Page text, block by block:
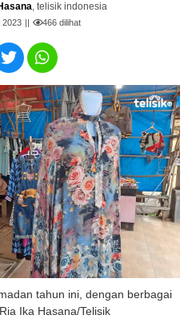
, telisik indonesia
2023 466dilihat
tahun ini, dengan berbagai
Ika Hasana/Telisik